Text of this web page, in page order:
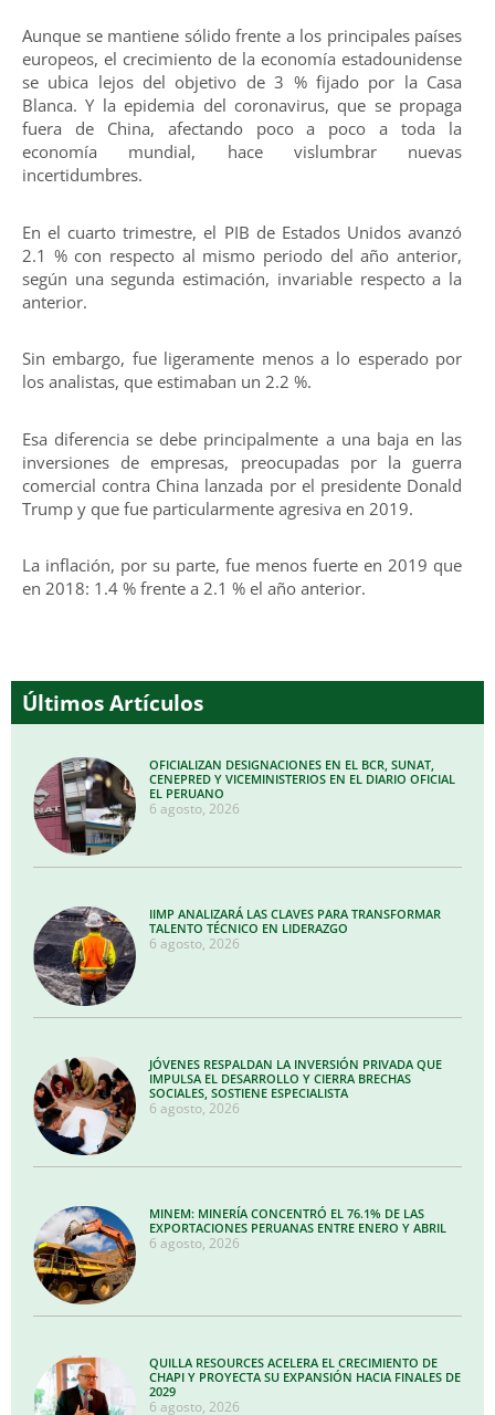
Aunque se mantiene sólido frente a los principales países
europeos, el crecimiento de la economía estadounidense
se ubica lejos del objetivo de 3 % fijado por la Casa
Blanca. Y la epidemia del coronavirus, que se propaga
fuera de China, afectando poco a poco a toda la
economía mundial, hace vislumbrar nuevas
incertidumbres.
En el cuarto trimestre, el PIB de Estados Unidos avanzó
2.1 % con respecto al mismo periodo del año anterior,
según una segunda estimación, invariable respecto a la
anterior.
Sin embargo, fue ligeramente menos a lo esperado por
los analistas, que estimaban un 2.2 %.
Esa diferencia se debe principalmente a una baja en las
inversiones de empresas, preocupadas por la guerra
comercial contra China lanzada por el presidente Donald
Trump y que fue particularmente agresiva en 2019.
La inflación, por su parte, fue menos fuerte en 2019 que
en 2018: 1.4 % frente a 2.1 % el año anterior.
Últimos Artículos
OFICIALIZAN DESIGNACIONES EN EL BCR, SUNAT,
CENEPRED Y VICEMINISTERIOS EN EL DIARIO OFICIAL
EL PERUANO
6 agosto, 2026
IIMP ANALIZARÁ LAS CLAVES PARA TRANSFORMAR
TALENTO TÉCNICO EN LIDERAZGO
6 agosto, 2026
JÓVENES RESPALDAN LA INVERSIÓN PRIVADA QUE
IMPULSA EL DESARROLLO Y CIERRA BRECHAS
SOCIALES, SOSTIENE ESPECIALISTA
6 agosto, 2026
MINEM: MINERÍA CONCENTRÓ EL 76.1% DE LAS
EXPORTACIONES PERUANAS ENTRE ENERO Y ABRIL
6 agosto, 2026
QUILLA RESOURCES ACELERA EL CRECIMIENTO DE
CHAPI Y PROYECTA SU EXPANSIÓN HACIA FINALES DE
2029
6 agosto, 2026